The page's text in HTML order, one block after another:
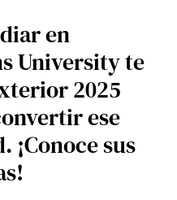
en
University te
2025
ese
¡Conoce sus